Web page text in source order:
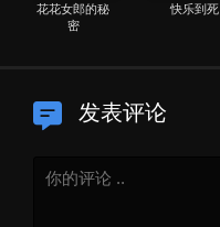
花花女郎的秘
密
快乐到死
发表评论